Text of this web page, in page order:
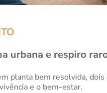
urbana e respiro
planta bem resolvida,
e o bem-estar.